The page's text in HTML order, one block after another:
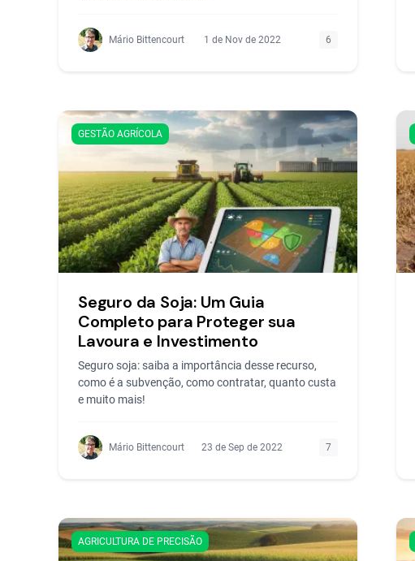
Mário Bittencourt 1 de Nov de 2022 6
GESTÃO AGRÍCOLA
Seguro da Soja: Um Guia
Completo para Proteger sua
Lavoura e Investimento
Seguro soja: saiba a importância desse recurso,
como é a subvenção, como contratar, quanto custa
e muito mais!
Mário Bittencourt 23 de Sep de 2022 7
AGRICULTURA DE PRECISÃO